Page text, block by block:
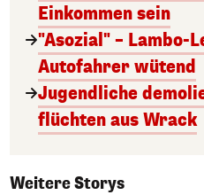
Einkommen sein
"Asozial" – Lambo-
Autofahrer wütend
Jugendliche
flüchten aus Wrack
Weitere Storys